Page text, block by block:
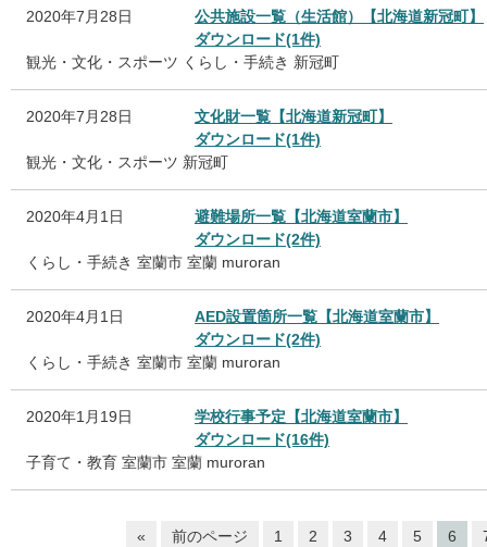
2020年7月28日
公共施設一覧（生活館）【北海道新冠町】
ダウンロード(1件)
観光・文化・スポーツ くらし・手続き 新冠町
2020年7月28日
文化財一覧【北海道新冠町】
ダウンロード(1件)
観光・文化・スポーツ 新冠町
2020年4月1日
避難場所一覧【北海道室蘭市】
ダウンロード(2件)
くらし・手続き 室蘭市 室蘭 muroran
2020年4月1日
AED設置箇所一覧【北海道室蘭市】
ダウンロード(2件)
くらし・手続き 室蘭市 室蘭 muroran
2020年1月19日
学校行事予定【北海道室蘭市】
ダウンロード(16件)
子育て・教育 室蘭市 室蘭 muroran
« 前のページ 1 2 3 4 5 6